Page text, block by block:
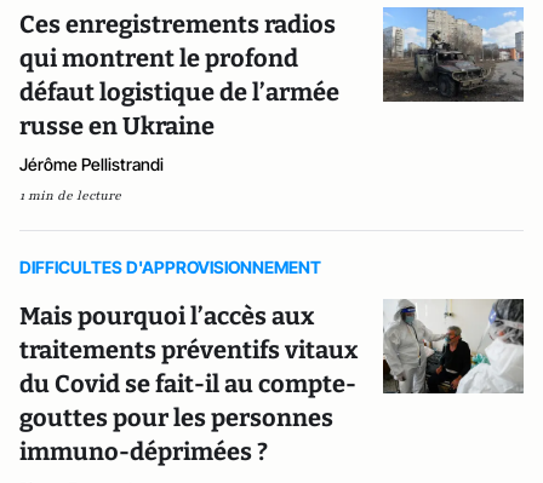
Ces enregistrements radios
qui montrent le profond
défaut logistique de l’armée
russe en Ukraine
Jérôme Pellistrandi
1 min de lecture
DIFFICULTES D'APPROVISIONNEMENT
Mais pourquoi l’accès aux
traitements préventifs vitaux
du Covid se fait-il au compte-
gouttes pour les personnes
immuno-déprimées ?